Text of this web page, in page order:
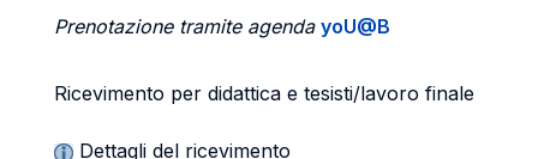
Prenotazione tramite agenda yoU@B
Ricevimento per didattica e tesisti/lavoro finale
Dettagli del ricevimento